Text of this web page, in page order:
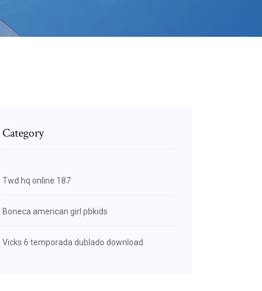
Category
Twd hq online 187
Boneca american girl pbkids
Vicks 6 temporada dublado download